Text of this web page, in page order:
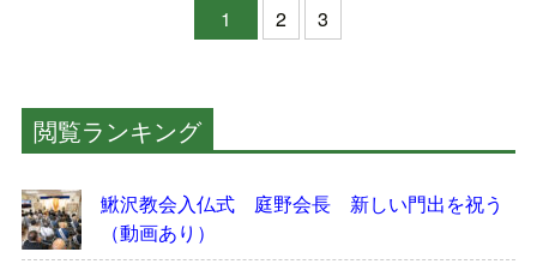
1
2 3
閲覧ランキング
鰍沢教会入仏式 庭野会長 新しい門出を祝う
（動画あり）